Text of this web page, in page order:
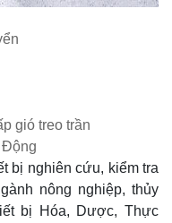
gió treo trần
Động
bị nghiên cứu, kiểm tra
nông nghiệp, thủy
bị Hóa, Dược, Thực